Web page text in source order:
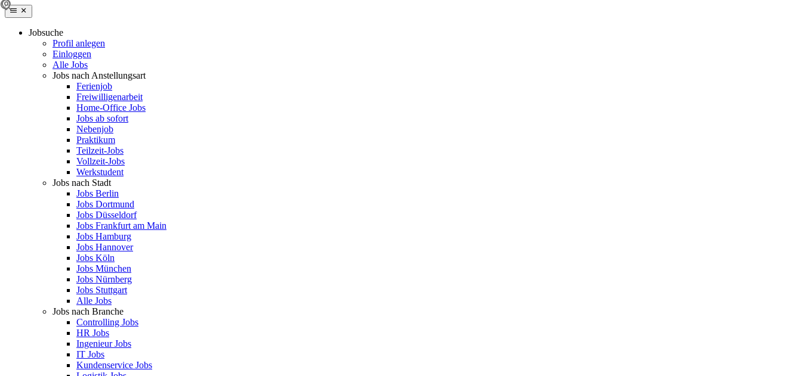
Jobsuche
Profil anlegen
Einloggen
Alle Jobs
Jobs nach Anstellungsart
Ferienjob
Freiwilligenarbeit
Home-Office Jobs
Jobs ab sofort
Nebenjob
Praktikum
Teilzeit-Jobs
Vollzeit-Jobs
Werkstudent
Jobs nach Stadt
Jobs Berlin
Jobs Dortmund
Jobs Düsseldorf
Jobs Frankfurt am Main
Jobs Hamburg
Jobs Hannover
Jobs Köln
Jobs München
Jobs Nürnberg
Jobs Stuttgart
Alle Jobs
Jobs nach Branche
Controlling Jobs
HR Jobs
Ingenieur Jobs
IT Jobs
Kundenservice Jobs